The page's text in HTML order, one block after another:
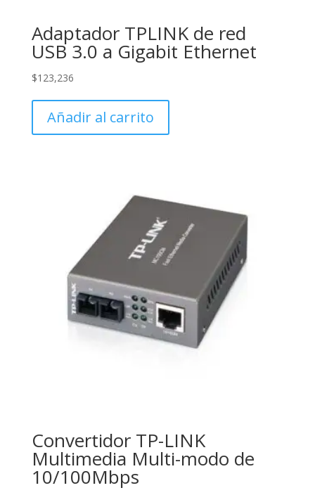
Adaptador TPLINK de red
USB 3.0 a Gigabit Ethernet
$123,236
Añadir al carrito
Convertidor TP-LINK
Multimedia Multi-modo de
10/100Mbps